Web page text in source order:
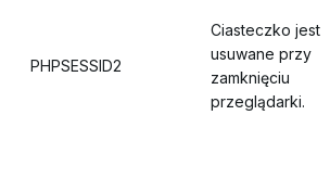
PHPSESSID2
Ciasteczko jest
usuwane przy
zamknięciu
przeglądarki.